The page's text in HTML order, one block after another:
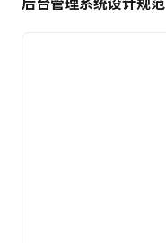
后台管理系统设计规范